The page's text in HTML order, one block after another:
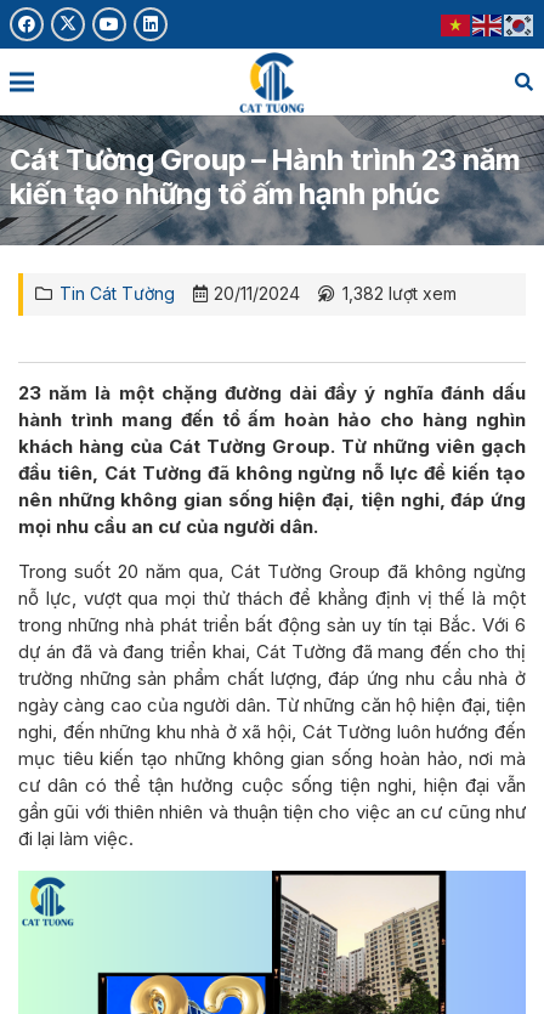
Cát Tường Group – Hành trình 23 năm
kiến tạo những tổ ấm hạnh phúc
Tin Cát Tường 20/11/2024 1,382 lượt xem
23 năm là một chặng đường dài đầy ý nghĩa đánh dấu
hành trình mang đến tổ ấm hoàn hảo cho hàng nghìn
khách hàng của Cát Tường Group. Từ những viên gạch
đầu tiên, Cát Tường đã không ngừng nỗ lực để kiến tạo
nên những không gian sống hiện đại, tiện nghi, đáp ứng
mọi nhu cầu an cư của người dân.
Trong suốt 20 năm qua, Cát Tường Group đã không ngừng
nỗ lực, vượt qua mọi thử thách để khẳng định vị thế là một
trong những nhà phát triển bất động sản uy tín tại Bắc. Với 6
dự án đã và đang triển khai, Cát Tường đã mang đến cho thị
trường những sản phẩm chất lượng, đáp ứng nhu cầu nhà ở
ngày càng cao của người dân. Từ những căn hộ hiện đại, tiện
nghi, đến những khu nhà ở xã hội, Cát Tường luôn hướng đến
mục tiêu kiến tạo những không gian sống hoàn hảo, nơi mà
cư dân có thể tận hưởng cuộc sống tiện nghi, hiện đại vẫn
gần gũi với thiên nhiên và thuận tiện cho việc an cư cũng như
đi lại làm việc.